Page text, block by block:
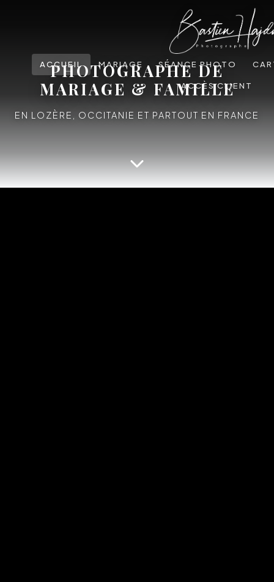
ACCUEIL MARIAGE SÉANCE PHOTO
ACCÈS CLIENT
PHOTOGRAPHE DE
MARIAGE & FAMILLE
EN LOZÈRE, OCCITANIE ET PARTOUT EN FRANCE